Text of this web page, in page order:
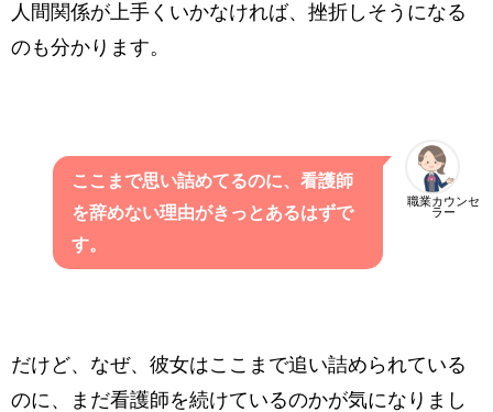
人間関係が上手くいかなければ、挫折しそうになる
のも分かります。
職業カウンセ
ラー
ここまで思い詰めてるのに、看護師
を辞めない理由がきっとあるはずで
す。
だけど、なぜ、彼女はここまで追い詰められている
のに、まだ看護師を続けているのかが気になりまし